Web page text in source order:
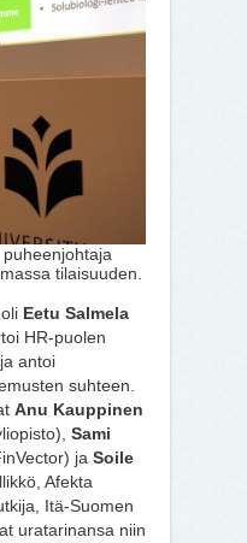
tilaisuuden.
Eetu Salmela
HR-puolen
antoi
suhteen.
Anu Kauppinen
Sami
ja Soile
Afekta
Itä-Suomen
uratarinansa niin